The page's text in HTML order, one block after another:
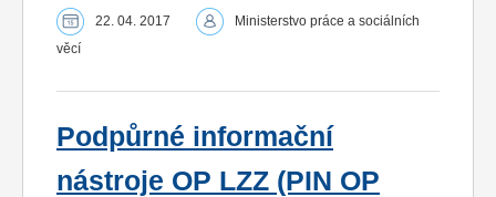
22. 04. 2017
Ministerstvo práce a sociálních
věcí
Podpůrné informační
nástroje OP LZZ (PIN OP